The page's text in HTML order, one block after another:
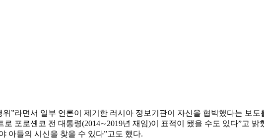
”라면서 일부 언론이 제기한 러시아 정보기관이 자신을 협박했다는 보도
포로셴코 전 대통령(2014∼2019년 재임)이 표적이 됐을 수도 있다”고 밝
아들의 시신을 찾을 수 있다”고도 했다.